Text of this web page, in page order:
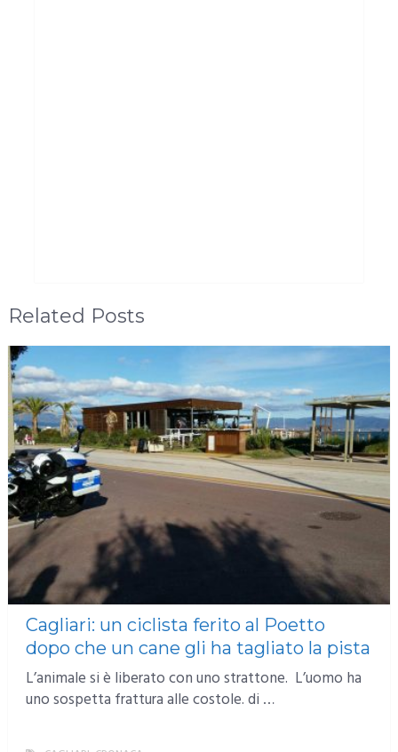
Related Posts
Cagliari: un ciclista ferito al Poetto
dopo che un cane gli ha tagliato la pista
L’animale si è liberato con uno strattone. L’uomo ha
uno sospetta frattura alle costole. di …